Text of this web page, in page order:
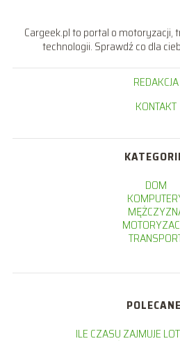
Cargeek.pl to portal o motoryzacji,
technologii. Sprawdź co dla
REDAKCJA
KONTAKT
DOM
ILE CZASU ZAJMUJE